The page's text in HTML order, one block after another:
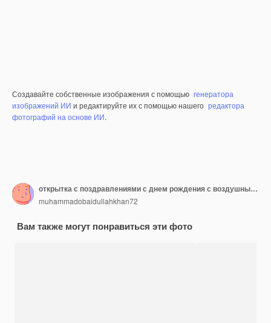
Создавайте собственные изображения с помощью генератора
изображений ИИ и редактируйте их с помощью нашего редактора
фотографий на основе ИИ.
открытка с поздравлениями с днем рождения с воздушными шарами и словами "С днем рождения"
muhammadobaidullahkhan72
Вам также могут понравиться эти фото